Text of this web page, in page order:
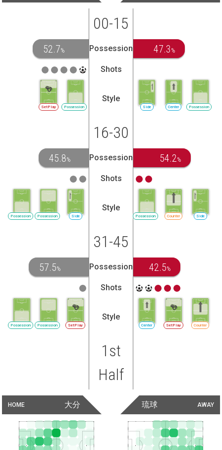
00-15
52.7% Possession 47.3 %
Shots
Possession
SetPlay
Style
Side Center Possession
16-30
45.8% Possession 54.2%
Shots
Side
Possession
Possession
Style
Possession Counter Side
31-45
57.5% Possession 42.5%
Shots
SetPlay
Possession
Possession
Style
Center SetPlay Counter
1st
Half
HOME 大分 AWAY
琉球